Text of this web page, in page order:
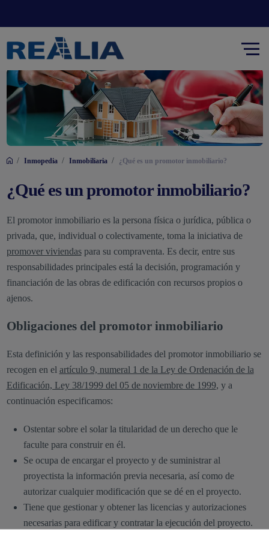
/ Inmopedia / Inmobiliaria / ¿Qué es un promotor inmobiliario?
¿Qué es un promotor inmobiliario?
El promotor inmobiliario es la persona física o jurídica, pública o
privada, que, individual o colectivamente, toma la iniciativa de
promover viviendaspara su compraventa. Es decir, entre sus
responsabilidades principales está la decisión, programación y
financiación de las obras de edificación con recursos propios o
ajenos.
Obligaciones del promotor inmobiliario
Esta definición y las responsabilidades del promotor inmobiliario se
recogen en el artículo 9, numeral 1 de la Ley de Ordenación de la
Edificación, Ley 38/1999 del 05 de noviembre de 1999, y a
continuación especificamos:
Ostentar sobre el solar la titularidad de un derecho que le
faculte para construir en él.
Se ocupa de encargar el proyecto y de suministrar al
proyectista la información previa necesaria, así como de
autorizar cualquier modificación que se dé en el proyecto.
Tiene que gestionar y obtener las licencias y autorizaciones
necesarias para edificar y contratar la ejecución del proyecto.